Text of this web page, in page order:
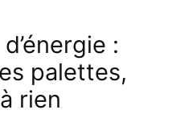
:
palettes,
rien